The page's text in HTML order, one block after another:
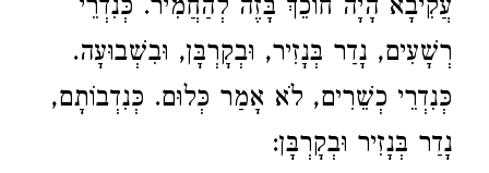
עֲקִיבָא הָיָה חוֹכֵךְ בָּזֶה לְהַחֲמִיר. כְּנִדְרֵי
רְשָׁעִים, נָדַר בְּנָזִיר, וּבְקָרְבָּן, וּבִשְׁבוּעָה.
כְּנִדְרֵי כְשֵׁרִים, לֹא אָמַר כְּלוּם. כְּנִדְבוֹתָם,
נָדַר בְּנָזִיר וּבְקָרְבָּן: